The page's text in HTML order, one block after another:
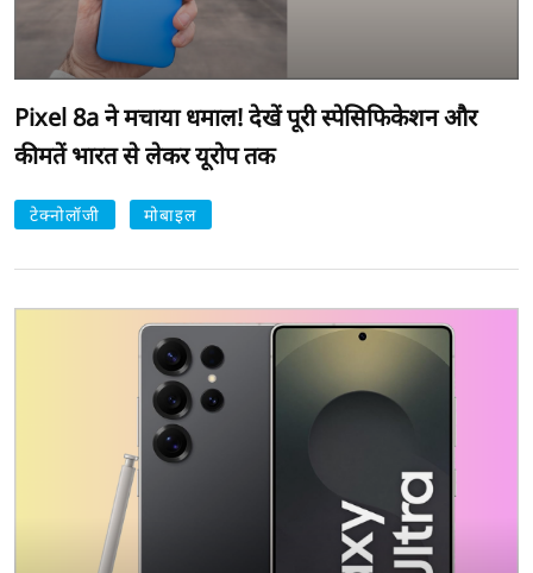
Pixel 8a ने मचाया धमाल! देखें पूरी स्पेसिफिकेशन और
कीमतें भारत से लेकर यूरोप तक
टेक्नोलॉजी मोबाइल